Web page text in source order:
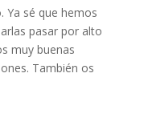
Ya sé que hemos
pasar por alto
muy buenas
También os